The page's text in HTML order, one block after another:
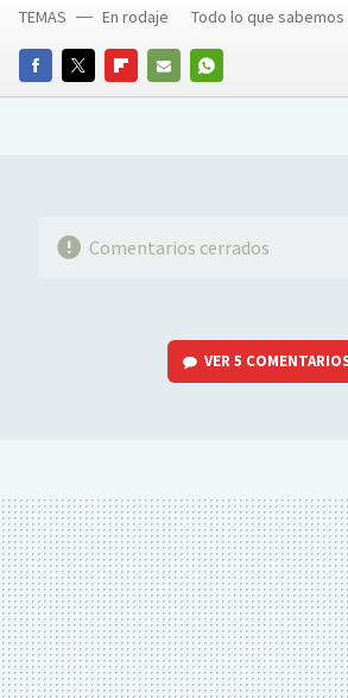
FACEBOOKTWITTERFLIPBOARD
E-
WHATSAPP
TEMAS En rodaje Todo lo que sabemos
Comentarios cerrados
VER5